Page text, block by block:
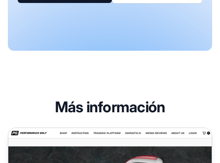
Más información
Programa de Afiliados de Performance Golf